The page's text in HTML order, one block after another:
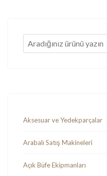
Aksesuar ve Yedekparçalar
Arabalı Satış Makineleri
Açık Büfe Ekipmanları